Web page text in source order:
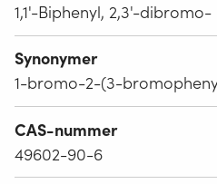
1,1'-Biphenyl, 2,3'-dibromo-
Synonymer
1-bromo-2-(3-
CAS-nummer
49602-90-6